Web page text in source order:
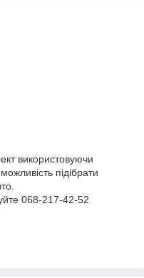
використовуючи
підібрати
068-217-42-52